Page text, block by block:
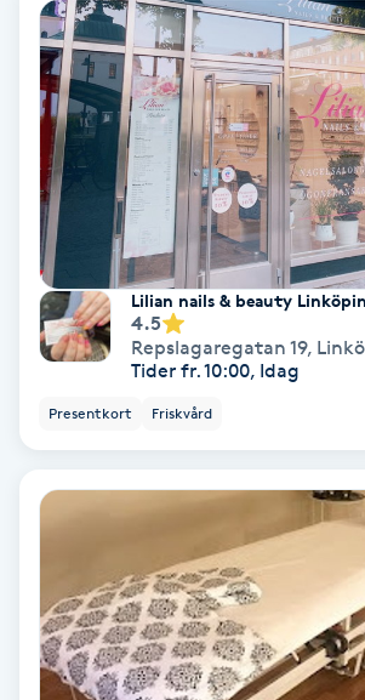
IPL hårborttagning
IR-massage
Japansk massage
K18
Katun fransar
Kemisk peeling
Kinesisk medicin
Kiropraktik
Lilian nails & beauty
4.5
Repslagaregatan 19,
Tider fr. 10:00, Idag
Presentkort Friskvård